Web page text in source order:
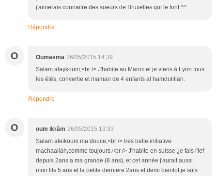
j'aimerais connaitre des soeurs de Bruxelles qui le font ^^
Répondre
O Oumasma 26/05/2015 14:39
Salam alaykoum,<br /> J'habite au Maroc et je viens à Lyon tous
les étés, convertie et maman de 4 enfants al hamdolillah.
Répondre
O oum ikrâm 26/05/2015 13:33
Salam aleikoum ma douce,<br /> trės belle initiative
machaallah,comme toujours.<br /> J'habite en suisse ,je fais l'ief
depuis 2ans a ma grande (8 ans), et cet année j'aurait aussi
mon fils 5 ans et la petite derniere 2ans et demi bientot.je suis